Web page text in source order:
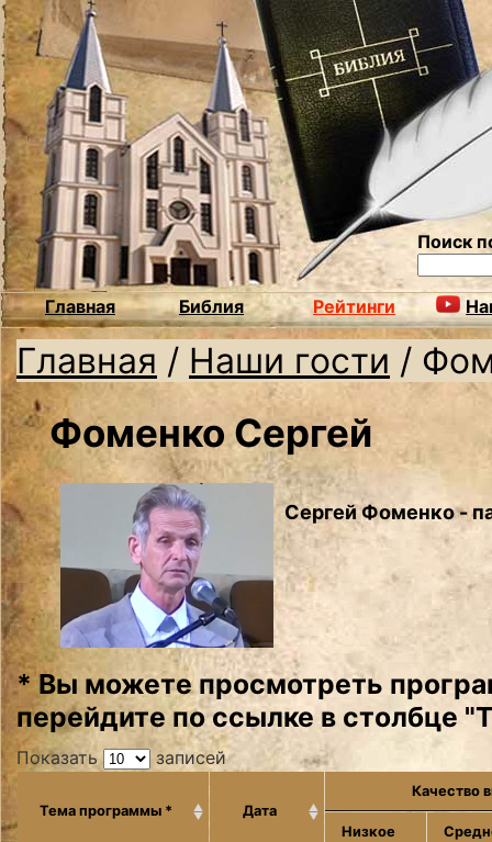
Поиск
Главная Библия Рейтинги
Главная / Наши гости /
Фоменко Сергей
Сергей Фоменко -
* Вы можете просмотреть
перейдите по ссылке в столбце
Показать записей
Тема программы * Дата
Качество
Низкое